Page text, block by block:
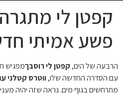
קפטן לי
פשע אמיתי
הרבעה של הים, קפטן לי רוסבךמפגיש
עם הסדרה החדשה שלו,ווטרס קטלני
מתרחשים בגוף מים. נראה שזה יהיה